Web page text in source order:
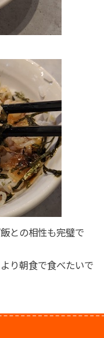
との相性も完璧で
り朝食で食べたいで